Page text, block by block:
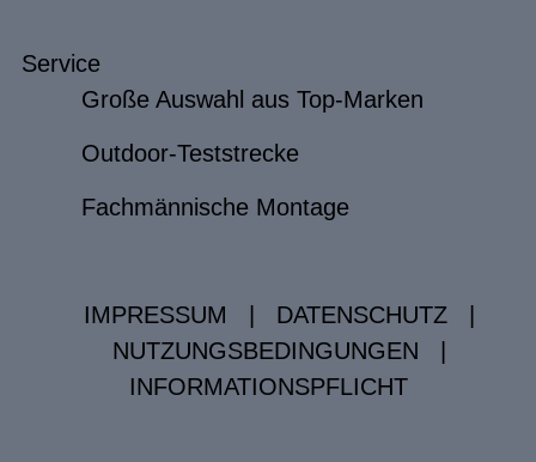
Service
Große Auswahl aus Top-Marken
Outdoor-Teststrecke
Fachmännische Montage
IMPRESSUM DATENSCHUTZ
NUTZUNGSBEDINGUNGEN
INFORMATIONSPFLICHT